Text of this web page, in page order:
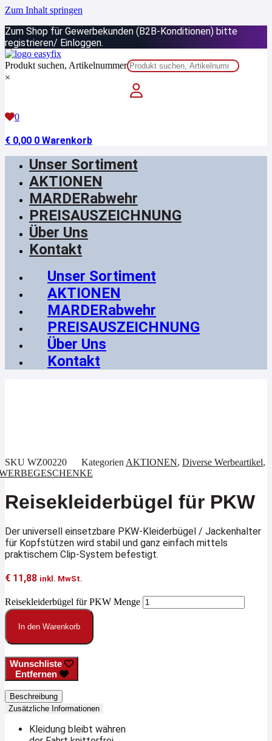
Zum Inhalt springen
Zum Shop für Gewerbekunden (B2B-Konditionen) bitte
registrieren/ Einloggen.
Produkt suchen, Artikelnummer
×
0
€ 0,00 0 Warenkorb
Unser Sortiment
AKTIONEN
MARDERabwehr
PREISAUSZEICHNUNG
Über Uns
Kontakt
Unser Sortiment
AKTIONEN
MARDERabwehr
PREISAUSZEICHNUNG
Über Uns
Kontakt
SKU WZ00220 Kategorien AKTIONEN, Diverse Werbeartikel,
Reisekleiderbügel für PKW
Der universell einsetzbare PKW-Kleiderbügel / Jackenhalter
für Kopfstützen wird stabil und ganz einfach mittels
praktischem Clip-System befestigt.
€ 11,88 inkl. MwSt.
Reisekleiderbügel für PKW Menge
In den Warenkorb
Wunschliste
Entfernen
Beschreibung
Zusätzliche Informationen
Kleidung bleibt währen